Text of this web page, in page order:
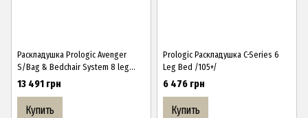
Раскладушка Prologic Avenger
S/Bag & Bedchair System 8 leg
120+
13 491 грн
Купить
Prologic Раскладушка C-Series 6
Leg Bed /105+/
6 476 грн
Купить